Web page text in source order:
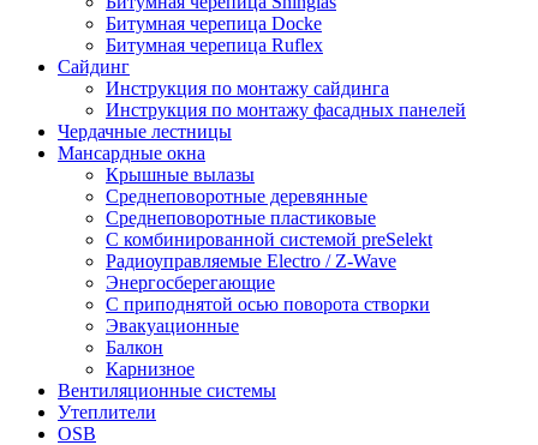
Битумная черепица Docke
Битумная черепица Ruflex
Сайдинг
Инструкция по монтажу сайдинга
Инструкция по монтажу фасадных панелей
Чердачные лестницы
Мансардные окна
Крышные вылазы
Среднеповоротные деревянные
Среднеповоротные пластиковые
C комбинированной системой preSelekt
Радиоуправляемые Electro / Z-Wave
Энергосберегающие
С приподнятой осью поворота створки
Эвакуационные
Балкон
Карнизное
Вентиляционные системы
Утеплители
OSB